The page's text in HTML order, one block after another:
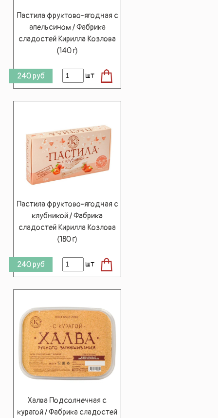
Пастила фруктово-ягодная с
апельсином / Фабрика
сладостей Кирилла Козлова
(140 г)
240 руб шт
Пастила фруктово-ягодная с
клубникой / Фабрика
сладостей Кирилла Козлова
(180 г)
240 руб шт
Халва Подсолнечная с
курагой / Фабрика сладостей